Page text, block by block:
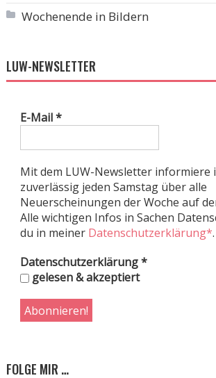
Wochenende in Bildern
LUW-NEWSLETTER
E-Mail*
Mit dem LUW-Newsletter informiere
zuverlässig jeden Samstag über alle
Neuerscheinungen der Woche auf
Alle wichtigen Infos in Sachen
du in meiner Datenschutzerklärung*.
Datenschutzerklärung*
gelesen & akzeptiert
FOLGE MIR …